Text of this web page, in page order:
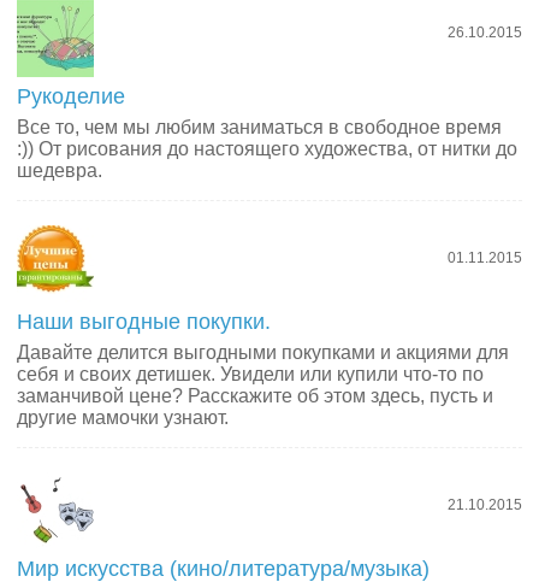
26.10.2015
Рукоделие
Все то, чем мы любим заниматься в свободное время
:)) От рисования до настоящего художества, от нитки до
шедевра.
01.11.2015
Наши выгодные покупки.
Давайте делится выгодными покупками и акциями для
себя и своих детишек. Увидели или купили что-то по
заманчивой цене? Расскажите об этом здесь, пусть и
другие мамочки узнают.
21.10.2015
Мир искусства (кино/литература/музыка)